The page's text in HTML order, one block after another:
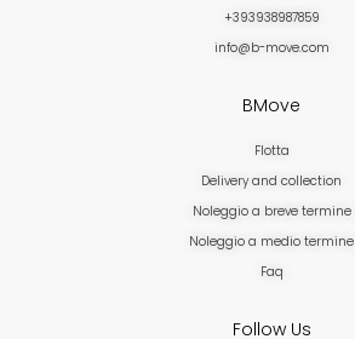
+393938987859
info@b-move.com
BMove
Flotta
Delivery and collection
Noleggio a breve termine
Noleggio a medio termine
Faq
Follow Us